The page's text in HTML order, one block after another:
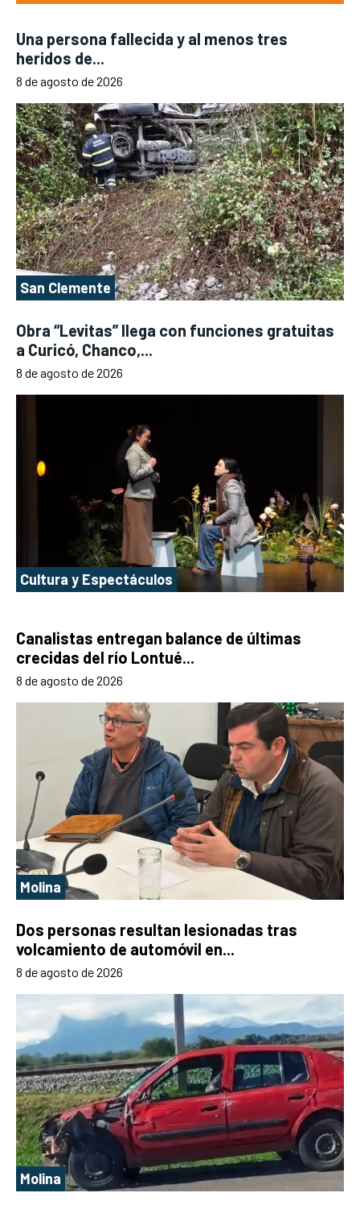
Una persona fallecida y al menos tres
heridos de...
8 de agosto de 2026
San Clemente
Obra “Levitas” llega con funciones gratuitas
a Curicó, Chanco,...
8 de agosto de 2026
Cultura y Espectáculos
Canalistas entregan balance de últimas
crecidas del río Lontué...
8 de agosto de 2026
Molina
Dos personas resultan lesionadas tras
volcamiento de automóvil en...
8 de agosto de 2026
Molina